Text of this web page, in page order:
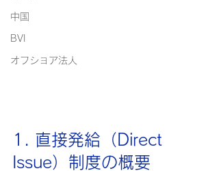
中国
BVI
オフショア法人
1. 直接発給（Direct
Issue）制度の概要